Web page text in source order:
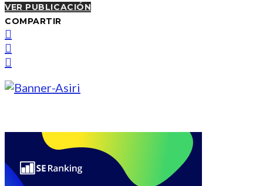
VER PUBLICACIÓN
COMPARTIR